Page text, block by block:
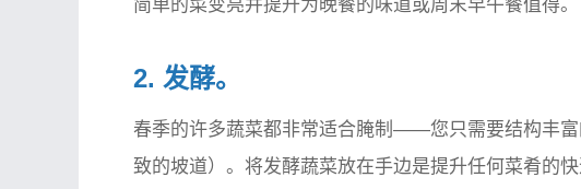
简单的菜变亮并提升为晚餐的味道或周末早午餐值得。
2. 发酵。
春季的许多蔬菜都非常适合腌制——您只需要结构丰
致的坡道）。将发酵蔬菜放在手边是提升任何菜肴的